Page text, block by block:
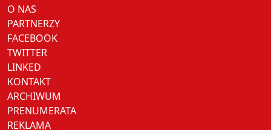
O NAS
PARTNERZY
FACEBOOK
TWITTER
LINKED
KONTAKT
ARCHIWUM
PRENUMERATA
REKLAMA